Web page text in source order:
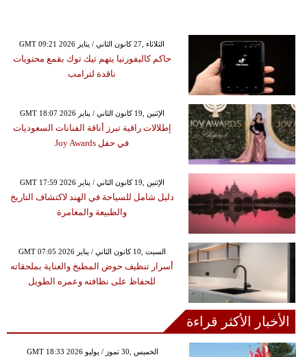
GMT 09:21 2026 الثلاثاء ,27 كانون الثاني / يناير
حاكم كاليفورنيا يتهم تيك توك بقمع محتويات
ناقدة لترامب
GMT 18:07 2026 الإثنين ,19 كانون الثاني / يناير
إطلالات راقية تبرز أناقة الفنانات السعوديات
في حفل Joy Awards
GMT 17:59 2026 الإثنين ,19 كانون الثاني / يناير
دليل شامل للسياحة في الهند لاكتشاف التاريخ
والطبيعة والمغامرة
GMT 07:05 2026 السبت ,10 كانون الثاني / يناير
أسرار تنظيف حوض المطبخ والعناية بملحقاته
للحفاظ على نظافته وعمره الطويل
الأخبار الأكثر قراءة
GMT 18:33 2026 الخميس ,30 تموز / يوليو